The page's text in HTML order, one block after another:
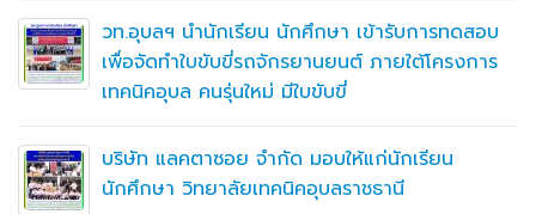
วท.อุบลฯ นำนักเรียน นักศึกษา เข้ารับการทดสอบ
เพื่อจัดทำใบขับขี่รถจักรยานยนต์ ภายใต้โครงการ
เทคนิคอุบล คนรุ่นใหม่ มีใบขับขี่
บริษัท แลคตาซอย จำกัด มอบให้แก่นักเรียน
นักศึกษา วิทยาลัยเทคนิคอุบลราชธานี